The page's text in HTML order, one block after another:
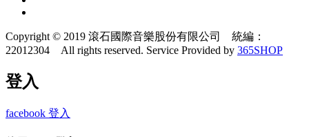
Copyright © 2019 滾石國際音樂股份有限公司 統編：
22012304 All rights reserved. Service Provided by 365SHOP
登入
facebook 登入